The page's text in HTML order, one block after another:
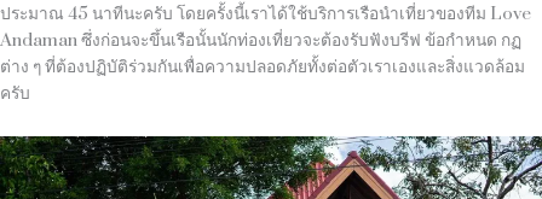
ประมาณ 45 นาทีนะครับ โดยครั้งนี้เราได้ใช้บริการเรือนำเที่ยวของทีม Love
Andamanซึ่งก่อนจะขึ้นเรือนั้นนักท่องเที่ยวจะต้องรับฟังบรีฟ ข้อกำหนด กฏ
ต่าง ๆ ที่ต้องปฏิบัติร่วมกันเพื่อความปลอดภัยทั้งต่อตัวเราเองและสิ่งแวดล้อม
ครับ